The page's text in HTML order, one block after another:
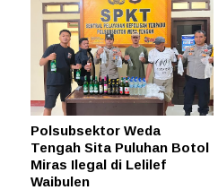
Polsubsektor Weda
Tengah Sita Puluhan Botol
Miras Ilegal di Lelilef
Waibulen